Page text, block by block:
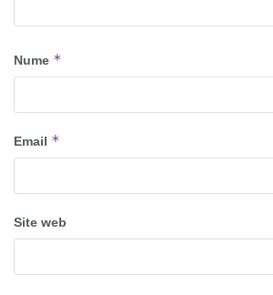
Nume *
Email *
Site web